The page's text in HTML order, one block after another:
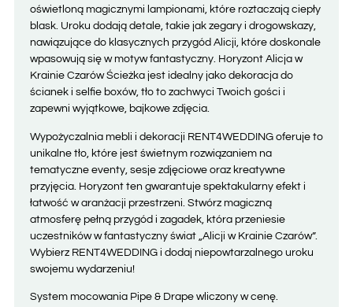
oświetloną magicznymi lampionami, które roztaczają ciepły
blask. Uroku dodają detale, takie jak zegary i drogowskazy,
nawiązujące do klasycznych przygód Alicji, które doskonale
wpasowują się w motyw fantastyczny. Horyzont Alicja w
Krainie Czarów Ścieżka jest idealny jako dekoracja do
ścianek i selfie boxów, tło to zachwyci Twoich gości i
zapewni wyjątkowe, bajkowe zdjęcia.
Wypożyczalnia mebli i dekoracji RENT4WEDDING oferuje to
unikalne tło, które jest świetnym rozwiązaniem na
tematyczne eventy, sesje zdjęciowe oraz kreatywne
przyjęcia. Horyzont ten gwarantuje spektakularny efekt i
łatwość w aranżacji przestrzeni. Stwórz magiczną
atmosferę pełną przygód i zagadek, która przeniesie
uczestników w fantastyczny świat „Alicji w Krainie Czarów”.
Wybierz RENT4WEDDING i dodaj niepowtarzalnego uroku
swojemu wydarzeniu!
System mocowania Pipe & Drape wliczony w cenę.